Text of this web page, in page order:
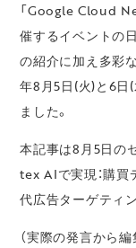
「Google Cloud
催するイベントの
の紹介に加え多彩
年8月5日(火)と6日
ました。
本記事は8月5日の
tex AIで実現：購
代広告ターゲティ
（実際の発言から